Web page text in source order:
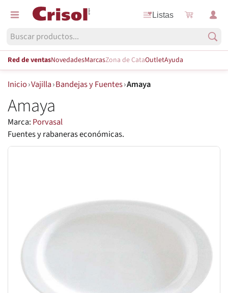
Listas
Red de ventasNovedadesMarcasZona de CataOutletAyuda
Inicio›Vajilla›Bandejas y Fuentes›Amaya
Amaya
Marca: Porvasal
Fuentes y rabaneras económicas.